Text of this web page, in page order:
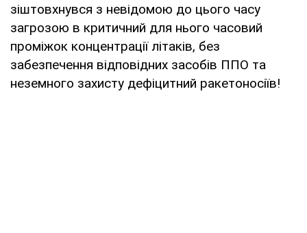
зіштовхнувся з невідомою до цього часу
загрозою в критичний для нього часовий
проміжок концентрації літаків, без
забезпечення відповідних засобів ППО та
неземного захисту дефіцитний ракетоносіїв!